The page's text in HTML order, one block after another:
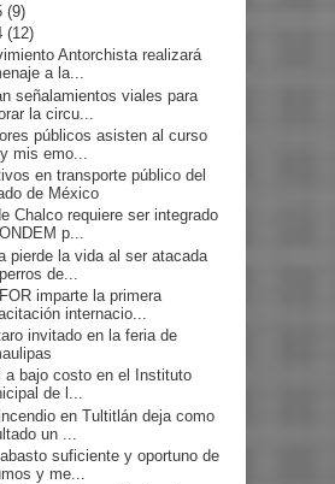
(9)
(12)
Antorchista realizará
a la...
señalamientos viales para
la circu...
públicos asisten al curso
mis emo...
en transporte público del
de México
Chalco requiere ser integrado
p...
pierde la vida al ser atacada
de...
imparte la primera
internacio...
invitado en la feria de
a bajo costo en el Instituto
de l...
en Tultitlán deja como
un ...
suficiente y oportuno de
y me...